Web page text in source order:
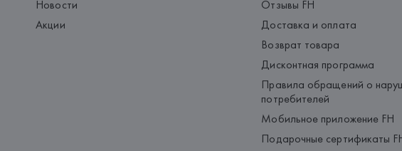
Новости
Акции
Отзывы FH
Доставка и оплата
Возврат товара
Дисконтная программа
Правила обращений о
потребителей
Мобильное приложение FH
Подарочные сертификаты